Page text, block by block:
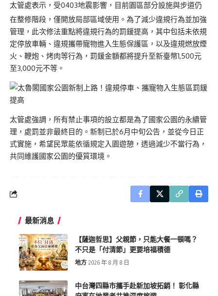
太管處表示，受0403地震影響，目前園區部分設施與步道仍
在整修階段，僅開放局部區域使用。為了減少違規行為並加強
管理，此次修法重點將違規行為的罰鍰提高，其中包括未依規
定停放車輛、違規攜帶寵物進入生態保護區，以及違規燃放煙
火、鞭炮、烤肉等行為，罰鍰金額都將提升至新臺幣1,500元
至3,000元不等。
太管處強調，所有禁止事項的設立都是為了國家公園的永續管
理，處罰並非最終目的。新制已於6月中旬公告，並從今日正
式實施，希望民眾能依循規定入園遊憩，透過減少不當行為，
共同維護國家公園的優質環境。
最新消息
【薩迦哲思】父親節，只能大餐一頓嗎？
不只是「付清節」更要培福積德
地方 2026 年 8 月 8 日
中台灣四縣市攜手赴新加坡拓銷！ 彰化縣